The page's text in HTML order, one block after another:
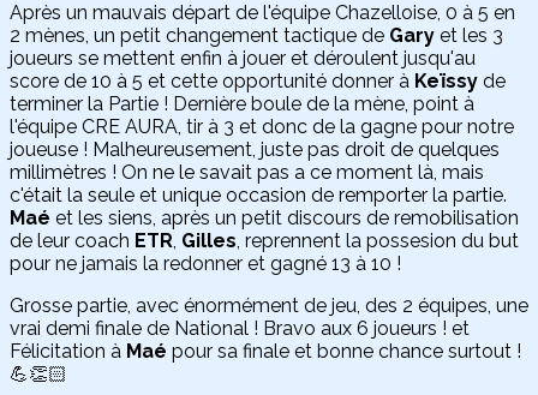
Après un mauvais départ de l'équipe Chazelloise, 0 à 5 en
2 mènes, un petit changement tactique de Gary et les 3
joueurs se mettent enfin à jouer et déroulent jusqu'au
score de 10 à 5 et cette opportunité donner à Keïssy de
terminer la Partie ! Dernière boule de la mène, point à
l'équipe CRE AURA, tir à 3 et donc de la gagne pour notre
joueuse ! Malheureusement, juste pas droit de quelques
millimètres ! On ne le savait pas a ce moment là, mais
c'était la seule et unique occasion de remporter la partie.
Maé et les siens, après un petit discours de remobilisation
de leur coach ETR, Gilles, reprennent la possesion du but
pour ne jamais la redonner et gagné 13 à 10 !
Grosse partie, avec énormément de jeu, des 2 équipes, une
vrai demi finale de National ! Bravo aux 6 joueurs ! et
Félicitation à Maé pour sa finale et bonne chance surtout !
💪👏🏻